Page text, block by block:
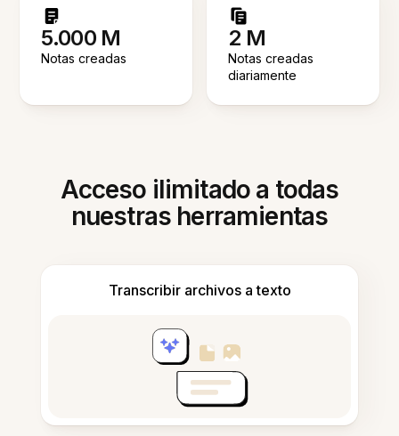
5.000 M
Notas creadas
2 M
Notas creadas
diariamente
Acceso ilimitado a todas
nuestras herramientas
Transcribir archivos a texto